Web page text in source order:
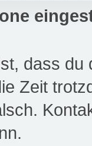
dass
Zeit